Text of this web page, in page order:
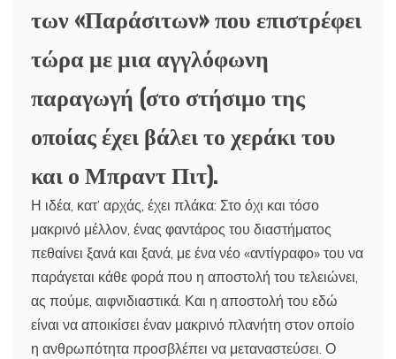
των «Παράσιτων» που επιστρέφει
τώρα με μια αγγλόφωνη
παραγωγή (στο στήσιμο της
οποίας έχει βάλει το χεράκι του
και ο Μπραντ Πιτ).
Η ιδέα, κατ’ αρχάς, έχει πλάκα: Στο όχι και τόσο
μακρινό μέλλον, ένας φαντάρος του διαστήματος
πεθαίνει ξανά και ξανά, με ένα νέο «αντίγραφο» του να
παράγεται κάθε φορά που η αποστολή του τελειώνει,
ας πούμε, αιφνιδιαστικά. Και η αποστολή του εδώ
είναι να αποικίσει έναν μακρινό πλανήτη στον οποίο
η ανθρωπότητα προσβλέπει να μεταναστεύσει. Ο